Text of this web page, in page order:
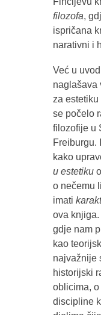
filozofa,
ispričana
narativni i
Već u
naglašava
za
se počelo
filozofije u
Freiburgu.
kako
u estetikuo
o nečemu
imati
ova knjiga.
gdje nam
kao
najvažnije
historijski
oblicima,
discipline